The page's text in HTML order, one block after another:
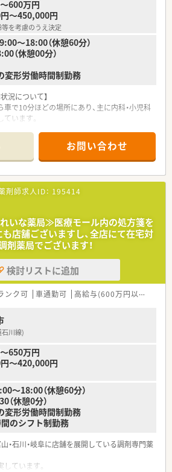
600万円
～450,000円
を考慮のうえ決定
～18:00（休憩60分）
（休憩00分）
変形労働時間制勤務
況について】
で10分ほどの場所にあり、主に内科・小児科
います。
85%ですが、面応需も来るため多岐にわた
きます。
人物像について】
が目的で、新しい環境でキャリアを築きたい
り組める方や、協調性をもって働ける方を求
ンクがある方も丁寧に指導しますので安心
】
シフトでのお休みがあり、年間休日は114日
。
です。
位で支給されるため、働いた分だけしっかり
ます。
お問い合わせ
剤師求人ID： 195414
れいな薬局≫医療モール内の処方箋を
も店舗ございますし、全店にて在宅対
剤薬局でございます！
検討リストに追加
ンク可 車通勤可 高給与(600万円以上)
川線)
650万円
～420,000円
～18:00（休憩60分）
休憩0分）
変形労働時間制勤務
のシフト制勤務
・石川・岐阜に店舗を展開している調剤専門薬
ています。